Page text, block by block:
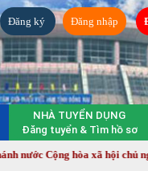
Đăng ký Đăng nhập
NHÀ TUYỂN DỤNG
Đăng tuyển & Tìm hồ sơ
hòa xã hội chủ nghĩa